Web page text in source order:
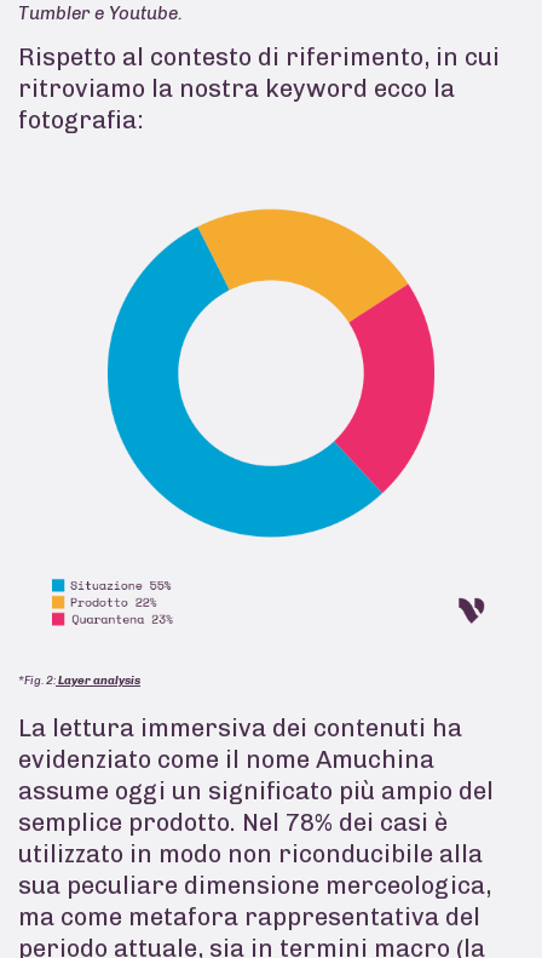
Tumbler e Youtube.
Rispetto al contesto di riferimento, in cui
ritroviamo la nostra keyword ecco la
fotografia:
*Fig. 2:Layer analysis
La lettura immersiva dei contenuti ha
evidenziato come il nome Amuchina
assume oggi un significato più ampio del
semplice prodotto. Nel 78% dei casi è
utilizzato in modo non riconducibile alla
sua peculiare dimensione merceologica,
ma come metafora rappresentativa del
periodo attuale, sia in termini macro (la